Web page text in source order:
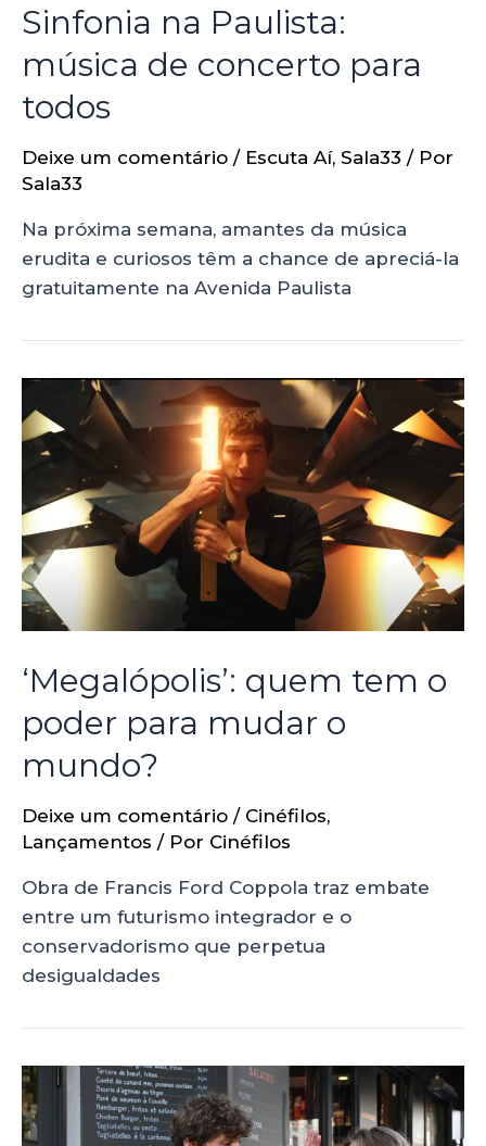
Sinfonia na Paulista:
música de concerto para
todos
Deixe um comentário / Escuta Aí, Sala33 / Por
Sala33
Na próxima semana, amantes da música
erudita e curiosos têm a chance de apreciá-la
gratuitamente na Avenida Paulista
‘Megalópolis’: quem tem o
poder para mudar o
mundo?
Deixe um comentário / Cinéfilos,
Lançamentos / Por Cinéfilos
Obra de Francis Ford Coppola traz embate
entre um futurismo integrador e o
conservadorismo que perpetua
desigualdades